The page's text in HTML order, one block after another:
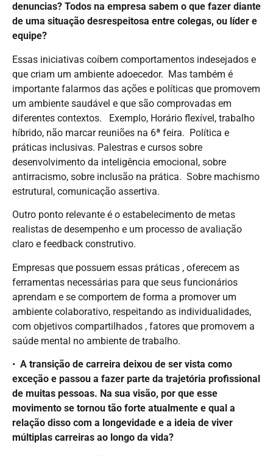
denuncias? Todos na empresa sabem o que fazer diante
de uma situação desrespeitosa entre colegas, ou líder e
equipe?
Essas iniciativas coíbem comportamentos indesejados e
que criam um ambiente adoecedor. Mas também é
importante falarmos das ações e políticas que promovem
um ambiente saudável e que são comprovadas em
diferentes contextos. Exemplo, Horário flexível, trabalho
híbrido, não marcar reuniões na 6ª feira. Política e
práticas inclusivas. Palestras e cursos sobre
desenvolvimento da inteligência emocional, sobre
antirracismo, sobre inclusão na prática. Sobre machismo
estrutural, comunicação assertiva.
Outro ponto relevante é o estabelecimento de metas
realistas de desempenho e um processo de avaliação
claro e feedback construtivo.
Empresas que possuem essas práticas , oferecem as
ferramentas necessárias para que seus funcionários
aprendam e se comportem de forma a promover um
ambiente colaborativo, respeitando as individualidades,
com objetivos compartilhados , fatores que promovem a
saúde mental no ambiente de trabalho.
•⁠ ⁠A transição de carreira deixou de ser vista como
exceção e passou a fazer parte da trajetória profissional
de muitas pessoas. Na sua visão, por que esse
movimento se tornou tão forte atualmente e qual a
relação disso com a longevidade e a ideia de viver
múltiplas carreiras ao longo da vida?